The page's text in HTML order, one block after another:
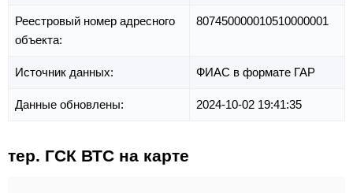
Реестровый номер адресного
объекта:
807450000010510000001
Источник данных: ФИАС в формате ГАР
Данные обновлены: 2024-10-02 19:41:35
тер. ГСК ВТС на карте